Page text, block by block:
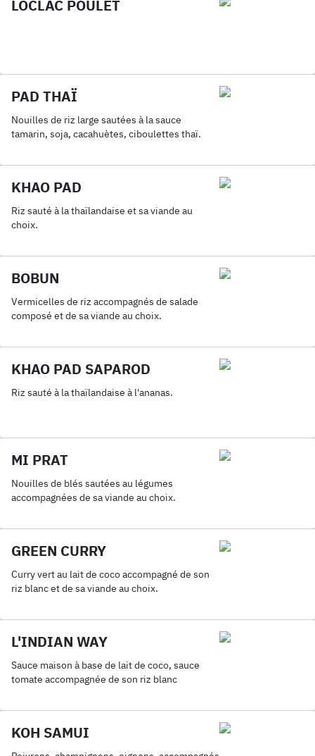
LOCLAC POULET
PAD THAÏ
Nouilles de riz large sautées à la sauce
tamarin, soja, cacahuètes, ciboulettes thaï.
KHAO PAD
Riz sauté à la thaïlandaise et sa viande au
choix.
BOBUN
Vermicelles de riz accompagnés de salade
composé et de sa viande au choix.
KHAO PAD SAPAROD
Riz sauté à la thaïlandaise à l'ananas.
MI PRAT
Nouilles de blés sautées au légumes
accompagnées de sa viande au choix.
GREEN CURRY
Curry vert au lait de coco accompagné de son
riz blanc et de sa viande au choix.
L'INDIAN WAY
Sauce maison à base de lait de coco, sauce
tomate accompagnée de son riz blanc
KOH SAMUI